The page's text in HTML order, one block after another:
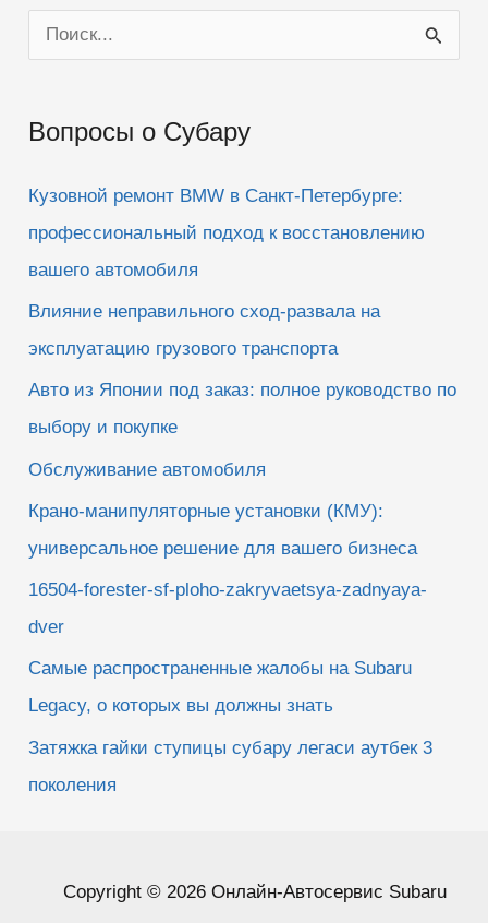
о
с
Вопросы о Субару
Кузовной ремонт BMW в Санкт-Петербурге:
профессиональный подход к восстановлению
вашего автомобиля
Влияние неправильного сход-развала на
эксплуатацию грузового транспорта
Авто из Японии под заказ: полное руководство по
выбору и покупке
Обслуживание автомобиля
Крано-манипуляторные установки (КМУ):
универсальное решение для вашего бизнеса
16504-forester-sf-ploho-zakryvaetsya-zadnyaya-
dver
Самые распространенные жалобы на Subaru
Legacy, о которых вы должны знать
Затяжка гайки ступицы субару легаси аутбек 3
поколения
Copyright © 2026 Онлайн-Автосервис Subaru